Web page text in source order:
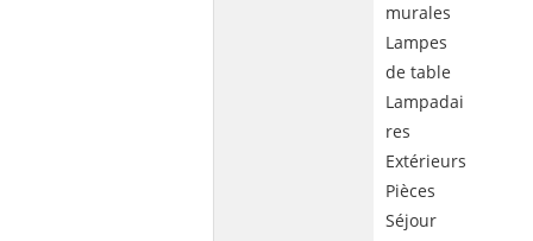
murales
Lampes
de table
Lampadai
res
Extérieurs
Pièces
Séjour